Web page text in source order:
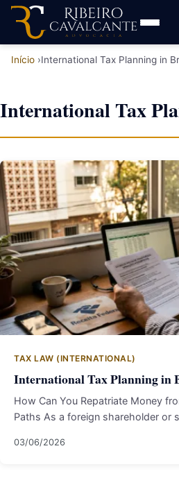
Início International Tax Planning in
International Tax
TAX LAW (INTERNATIONAL)
International Tax Planning in
How Can You Repatriate Money
Paths As a foreign shareholder or
03/06/2026